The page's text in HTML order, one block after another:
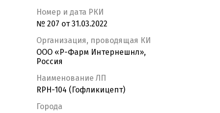
Номер и дата РКИ
№ 207 от 31.03.2022
Организация, проводящая КИ
ООО «Р-Фарм Интернешнл»,
Россия
Наименование ЛП
RPH-104 (Гофликицепт)
Города